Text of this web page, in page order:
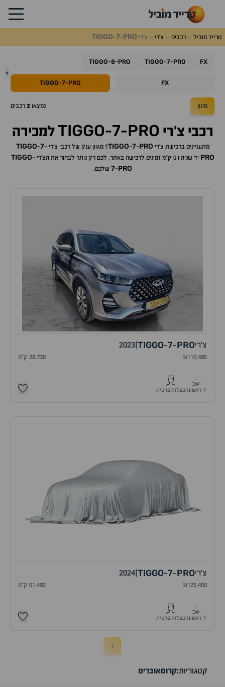
טרייד מוביל רכבים צ'רי צ'רי TIGGO-7-PRO
>
FX
TIGGO-7-PRO
TIGGO-8-PRO
FX
TIGGO-7-PRO
סינון נמצאו 2 רכבים
רכבי צ'רי TIGGO-7-PRO למכירה
מתעניינים ברכישת צ'רי TIGGO-7-PRO ? מגוון ענק של רכבי צ'רי TIGGO-7-
PRO יד שניה ו 0 ק"מ זמינים לרכישה באתר, לכם רק נותר לבחור את ה צ'רי TIGGO-
7-PRO שלכם.
צ'רי TIGGO-7-PRO
2023
₪110,495 28,730 ק"מ
1
יד ראשונהבעלות פרטית
צ'רי TIGGO-7-PRO
2024
₪125,450 61,492 ק"מ
1
יד ראשונהבעלות פרטית
1
קטגוריות:קרוסאוברים